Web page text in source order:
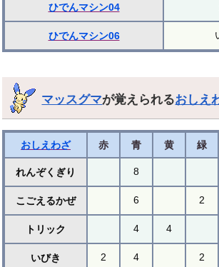
ひでんマシン04
ひでんマシン06
マッスグマが覚えられるおしえ
おしえわざ 赤 青 黄 緑
れんぞくぎり 8
こごえるかぜ 6 2
トリック 4 4
いびき 2 4 2